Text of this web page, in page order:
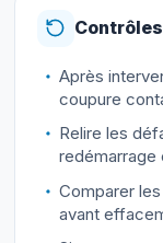
Après
coupure
Relire les
redémarrage
Comparer
avant